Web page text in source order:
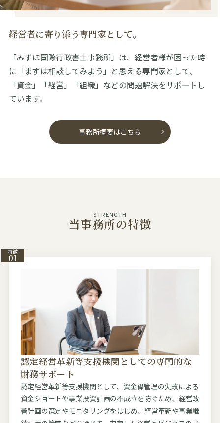
経営者に寄り添う専門家として。
「みずほ国際行政書士事務所」は、経営者様が困った時
に「まずは相談してみよう」と思える専門家として、
「資金」「経営」「組織」などの問題解決をサポートし
ています。
事務所概要はこちら
STRENGTH
当事務所の特徴
特徴
01
認定経営革新等支援機関としての専門的な
財務サポート
認定経営革新等支援機関として、資金繰管理の失敗による
資金ショートや事業投資計画の不成立を防ぐため、経営改
善計画の策定やモニタリングをはじめ、経営革新や事業継